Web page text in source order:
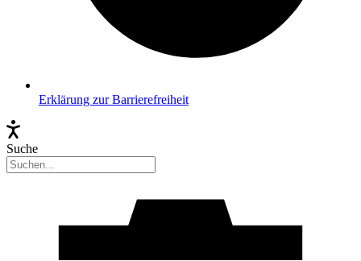
Erklärung zur Barrierefreiheit
Suche